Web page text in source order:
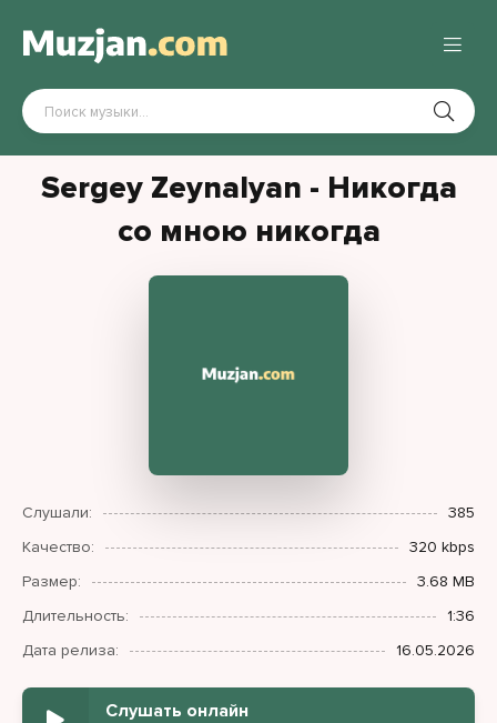
Sergey Zeynalyan - Никогда
со мною никогда
Слушали:
385
Качество:
320 kbps
Размер:
3.68 MB
Длительность:
1:36
Дата релиза:
16.05.2026
Слушать онлайн